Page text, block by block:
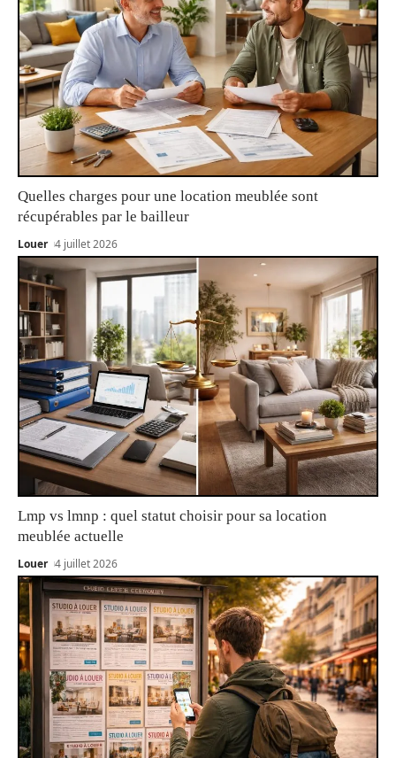
Quelles charges pour une location meublée sont
récupérables par le bailleur
Louer 4 juillet 2026
Lmp vs lmnp : quel statut choisir pour sa location
meublée actuelle
Louer 4 juillet 2026